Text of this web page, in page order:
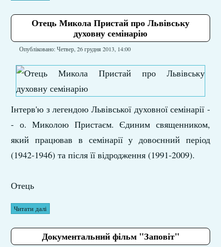
Отець Микола Пристай про Львівську
духовну семінарію
Опубліковано: Четвер, 26 грудня 2013, 14:00
Інтерв'ю з легендою Львівської духовної семінарії -
- о. Миколою Пристаєм. Єдиним священником,
який працював в семінарії у довоєнний період
(1942-1946) та після її відродження (1991-2009).
Отець
Читати далі
Документальний фільм "Заповіт"